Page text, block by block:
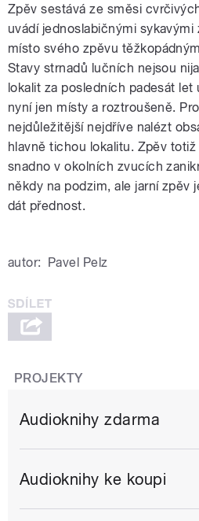
Zpěv sestává ze směsi
uvádí jednoslabičnými
místo svého zpěvu
Stavy strnadů lučních nejsou
lokalit za posledních padesát let
nyní jen místy a roztroušeně.
nejdůležitější nejdříve nalézt
hlavně tichou lokalitu. Zpěv
snadno v okolních zvucích
někdy na podzim, ale jarní zpěv
dát přednost.
autor: Pavel Pelz
PROJEKTY
Audioknihy zdarma
Audioknihy ke koupi